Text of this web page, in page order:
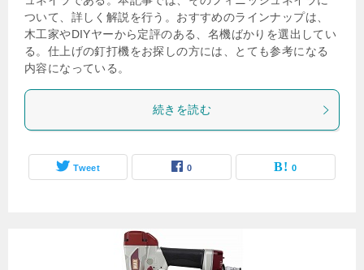
ついて、詳しく解説を行う。おすすめのラインナップは、
木工家やDIYヤーから定評のある、名機ばかりを選出してい
る。仕上げの釘打機をお探しの方には、とても参考になる
内容になっている。
続きを読む
Tweet 0 0